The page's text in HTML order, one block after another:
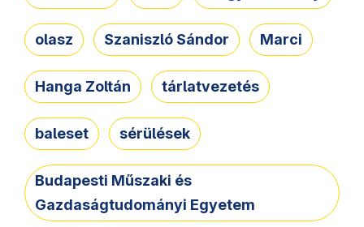
olasz Szaniszló Sándor Marci
Hanga Zoltán tárlatvezetés
baleset sérülések
Budapesti Műszaki és
Gazdaságtudományi Egyetem